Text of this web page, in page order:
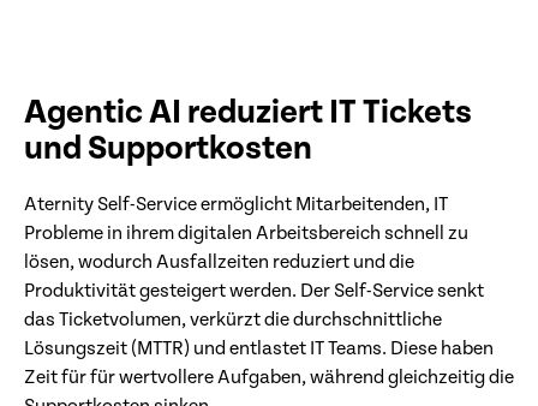
Agentic AI reduziert IT Tickets
und Supportkosten
Aternity Self-Service ermöglicht Mitarbeitenden, IT
Probleme in ihrem digitalen Arbeitsbereich schnell zu
lösen, wodurch Ausfallzeiten reduziert und die
Produktivität gesteigert werden. Der Self-Service senkt
das Ticketvolumen, verkürzt die durchschnittliche
Lösungszeit (MTTR) und entlastet IT Teams. Diese haben
Zeit für für wertvollere Aufgaben, während gleichzeitig die